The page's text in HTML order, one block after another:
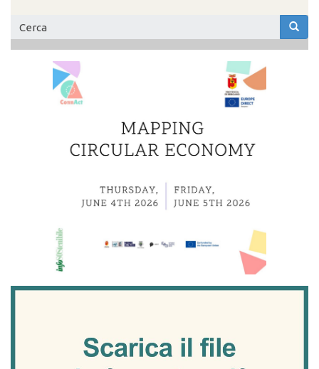
Form
di
ricerca
Cerca